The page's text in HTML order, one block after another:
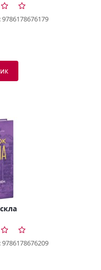
9786178676179
9786178676209